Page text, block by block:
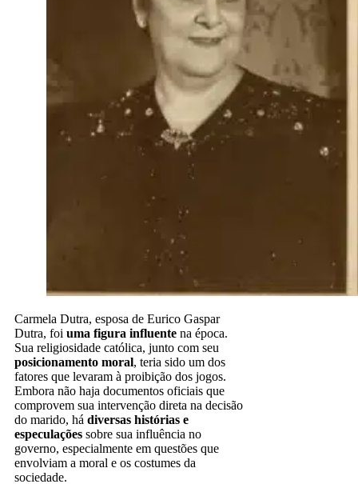
Carmela Dutra, esposa de Eurico Gaspar
Dutra, foi uma figura influente na época.
Sua religiosidade católica, junto com seu
posicionamento moral, teria sido um dos
fatores que levaram à proibição dos jogos.
Embora não haja documentos oficiais que
comprovem sua intervenção direta na decisão
do marido, há diversas histórias e
especulações sobre sua influência no
governo, especialmente em questões que
envolviam a moral e os costumes da
sociedade.